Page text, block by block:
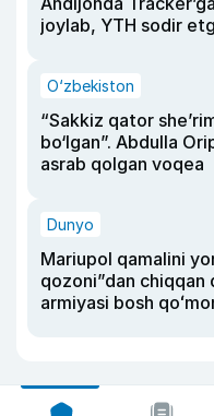
joylab, YTH sodir
O‘zbekiston
“Sakkiz qator
bo‘lgan”. Abdulla
asrab qolgan voqea
Dunyo
Mariupol qamalini
qozoni”dan
armiyasi bosh